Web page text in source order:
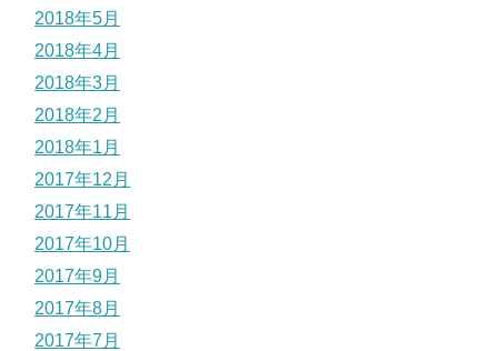
2018年5月
2018年4月
2018年3月
2018年2月
2018年1月
2017年12月
2017年11月
2017年10月
2017年9月
2017年8月
2017年7月